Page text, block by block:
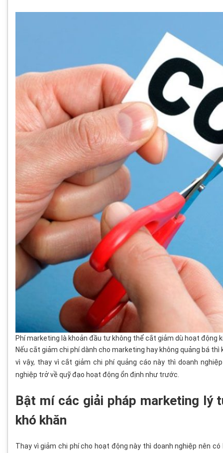
Phí marketing là khoản đầu tư không thể cắt giảm dù hoạt động
Nếu cắt giảm chi phí dành cho marketing hay không quảng bá
vì vậy, thay vì cắt giảm chi phí quảng cáo này thì doanh
nghiệp trở về quỹ đạo hoạt động ổn định như trước.
Bật mí các giải pháp marketing lý
khó khăn
Thay vì giảm chi phí cho hoạt động này thì doanh nghiệp nên